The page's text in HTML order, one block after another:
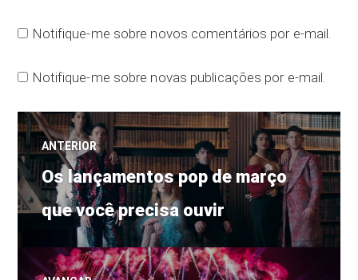
Notifique-me sobre novos comentários por e-mail.
Notifique-me sobre novas publicações por e-mail.
Navegação
de
Post
ANTERIOR
Post
anterior:
Os lançamentos pop de março
que você precisa ouvir